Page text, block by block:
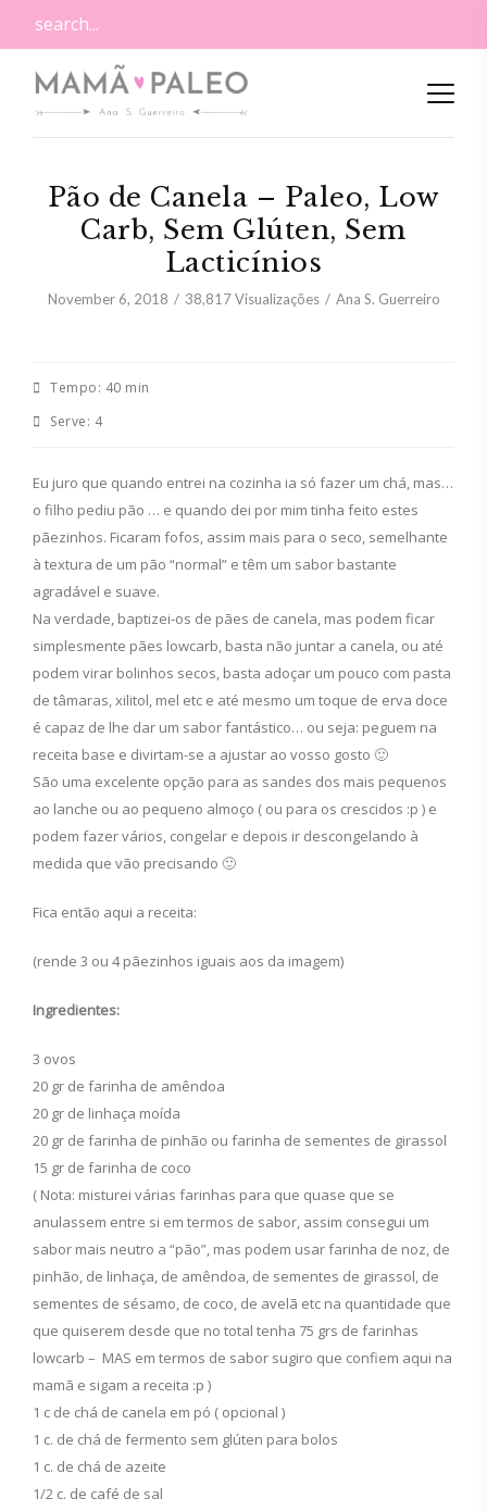
Pão de Canela – Paleo, Low
Carb, Sem Glúten, Sem
Lacticínios
November 6, 2018 38,817Visualizações Ana S. Guerreiro
Tempo: 40 min
Serve: 4
Eu juro que quando entrei na cozinha ia só fazer um chá, mas…
o filho pediu pão … e quando dei por mim tinha feito estes
pãezinhos. Ficaram fofos, assim mais para o seco, semelhante
à textura de um pão “normal” e têm um sabor bastante
agradável e suave.
Na verdade, baptizei-os de pães de canela, mas podem ficar
simplesmente pães lowcarb, basta não juntar a canela, ou até
podem virar bolinhos secos, basta adoçar um pouco com pasta
de tâmaras, xilitol, mel etc e até mesmo um toque de erva doce
é capaz de lhe dar um sabor fantástico… ou seja: peguem na
receita base e divirtam-se a ajustar ao vosso gosto 🙂
São uma excelente opção para as sandes dos mais pequenos
ao lanche ou ao pequeno almoço ( ou para os crescidos :p ) e
podem fazer vários, congelar e depois ir descongelando à
medida que vão precisando 🙂
Fica então aqui a receita:
(rende 3 ou 4 pãezinhos iguais aos da imagem)
Ingredientes:
3 ovos
20 gr de farinha de amêndoa
20 gr de linhaça moída
20 gr de farinha de pinhão ou farinha de sementes de girassol
15 gr de farinha de coco
( Nota: misturei várias farinhas para que quase que se
anulassem entre si em termos de sabor, assim consegui um
sabor mais neutro a “pão”, mas podem usar farinha de noz, de
pinhão, de linhaça, de amêndoa, de sementes de girassol, de
sementes de sésamo, de coco, de avelã etc na quantidade que
que quiserem desde que no total tenha 75 grs de farinhas
lowcarb – MAS em termos de sabor sugiro que confiem aqui na
mamã e sigam a receita :p )
1 c de chá de canela em pó ( opcional )
1 c. de chá de fermento sem glúten para bolos
1 c. de chá de azeite
1/2 c. de café de sal